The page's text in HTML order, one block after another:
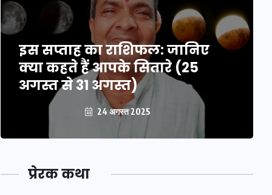
इस सप्ताह का राशिफल: जानिए
क्या कहते हैं आपके सितारे (25
अगस्त से 31 अगस्त)
24 अगस्त 2025
प्रेरक कथा